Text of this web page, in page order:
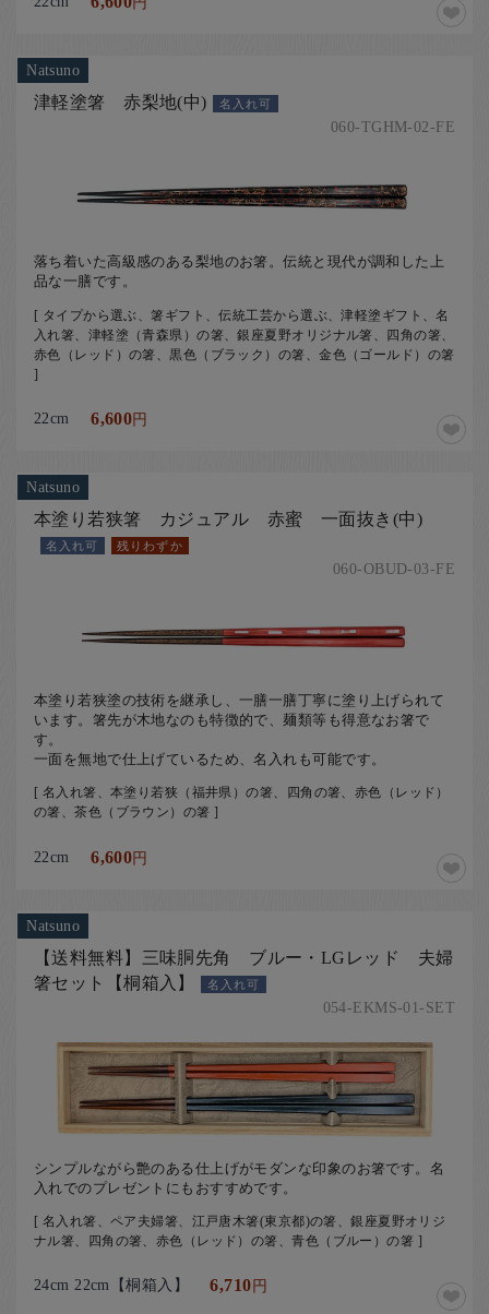
Natsuno
津軽塗箸 赤梨地(中) 名入れ可
060-TGHM-02-FE
落ち着いた高級感のある梨地のお箸。伝統と現代が調和した上
品な一膳です。
[ タイプから選ぶ、箸ギフト、伝統工芸から選ぶ、津軽塗ギフト、名
入れ箸、津軽塗（青森県）の箸、銀座夏野オリジナル箸、四角の箸、
赤色（レッド）の箸、黒色（ブラック）の箸、金色（ゴールド）の箸
]
22cm 6,600円
Natsuno
本塗り若狭箸 カジュアル 赤蜜 一面抜き(中)
名入れ可 残りわずか
060-OBUD-03-FE
本塗り若狭塗の技術を継承し、一膳一膳丁寧に塗り上げられて
います。箸先が木地なのも特徴的で、麺類等も得意なお箸で
す。
一面を無地で仕上げているため、名入れも可能です。
[ 名入れ箸、本塗り若狭（福井県）の箸、四角の箸、赤色（レッド）
の箸、茶色（ブラウン）の箸 ]
22cm 6,600円
Natsuno
【送料無料】三味胴先角 ブルー・LGレッド 夫婦
箸セット【桐箱入】
名入れ可
054-EKMS-01-SET
シンプルながら艶のある仕上げがモダンな印象のお箸です。名
入れでのプレゼントにもおすすめです。
[ 名入れ箸、ペア夫婦箸、江戸唐木箸(東京都)の箸、銀座夏野オリジ
ナル箸、四角の箸、赤色（レッド）の箸、青色（ブルー）の箸 ]
24cm 22cm【桐箱入】 6,710円